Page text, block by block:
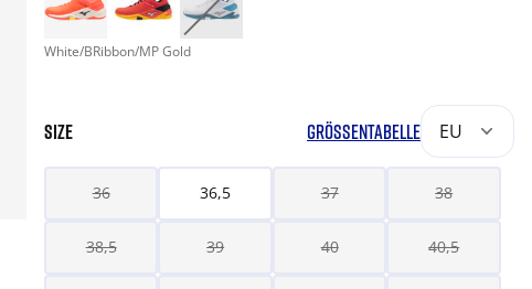
White/BRibbon/MP Gold
SIZE GRÖSSENTABELLE EU
36 36,5 37 38
38,5 39 40 40,5